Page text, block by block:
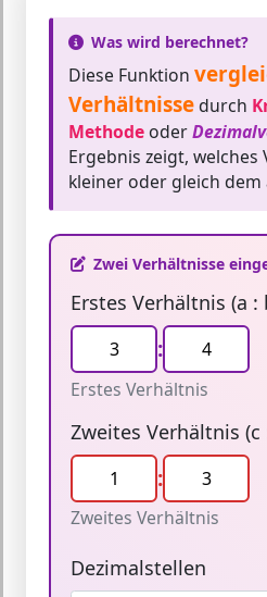
Was wird berechnet?
Diese Funktion
Verhältnissedurch
Methodeoder
Ergebnis zeigt, welches
kleiner oder gleich dem
Zwei Verhältnisse
Erstes Verhältnis (a :
:
Erstes Verhältnis
Zweites Verhältnis (c
:
Zweites Verhältnis
Dezimalstellen